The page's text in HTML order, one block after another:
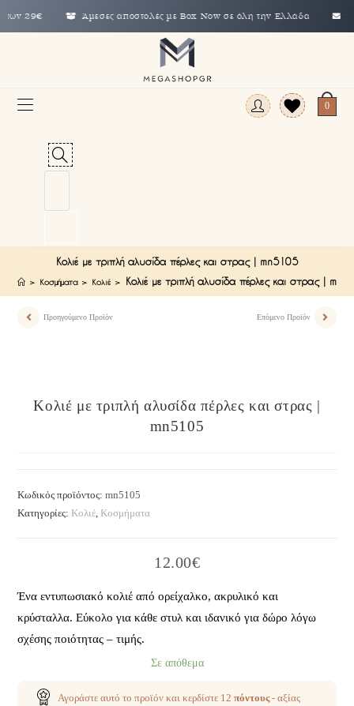
των 29€ Άμεσες αποστολές με Box Now σε όλη την Ελλάδα
0
Κολιέ με τριπλή αλυσίδα πέρλες και στρας | mn5105
> Κοσμήματα > Κολιέ > Κολιέ με τριπλή αλυσίδα πέρλες και στρας |
Προηγούμενο Προϊόν Επόμενο Προϊόν
Κολιέ με τριπλή αλυσίδα πέρλες και στρας |
mn5105
Κωδικός προϊόντος:mn5105
Κατηγορίες: Κολιέ, Κοσμήματα
12.00€
Ένα εντυπωσιακό κολιέ από ορείχαλκο, ακρυλικό και
κρύσταλλα. Εύκολο για κάθε στυλ και ιδανικό για δώρο λόγω
σχέσης ποιότητας – τιμής.
Σε απόθεμα
Αγοράστε αυτό το προϊόν και κερδίστε 12 πόντους- αξίας